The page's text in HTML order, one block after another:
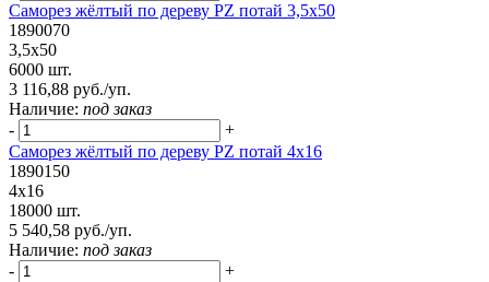
Саморез жёлтый по дереву PZ потай 3,5х50
1890070
3,5х50
6000 шт.
3 116,88 руб./уп.
Наличие: под заказ
-
+
Саморез жёлтый по дереву PZ потай 4х16
1890150
4х16
18000 шт.
5 540,58 руб./уп.
Наличие: под заказ
-
+